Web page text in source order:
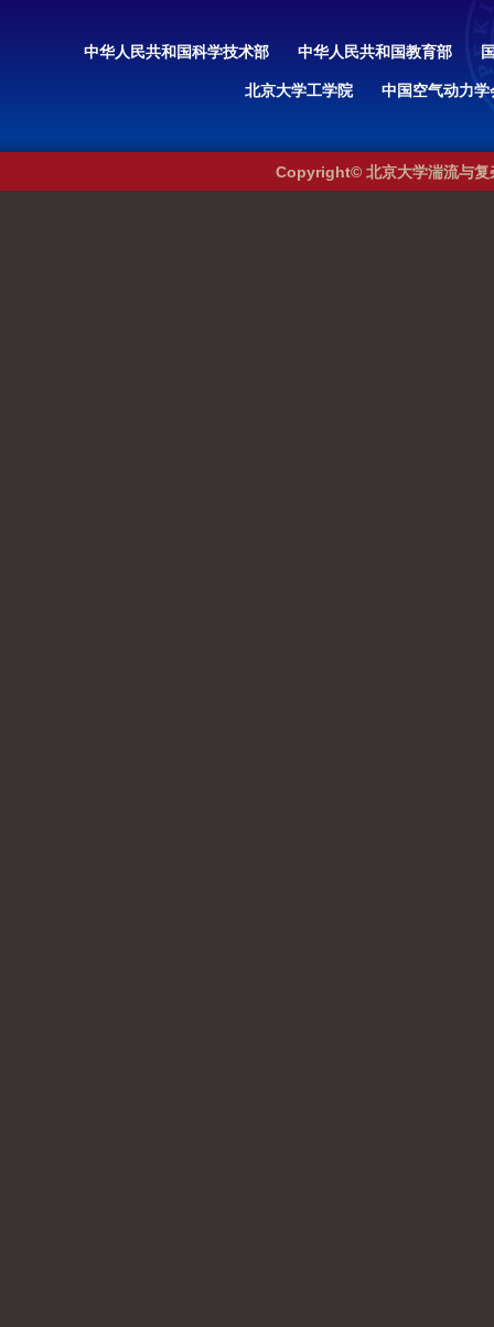
中华人民共和国科学技术部 中华人民共和国教育部
北京大学工学院 中国空气动力学
Copyright© 北京大学湍流与